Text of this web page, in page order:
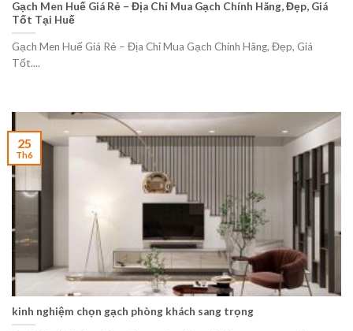
Gạch Men Huế Giá Rẻ – Địa Chỉ Mua Gạch Chính Hãng, Đẹp, Giá
Tốt Tại Huế
Gạch Men Huế Giá Rẻ – Địa Chỉ Mua Gạch Chính Hãng, Đẹp, Giá
Tốt....
kinh nghiệm chọn gạch phòng khách sang trọng
25
Th6